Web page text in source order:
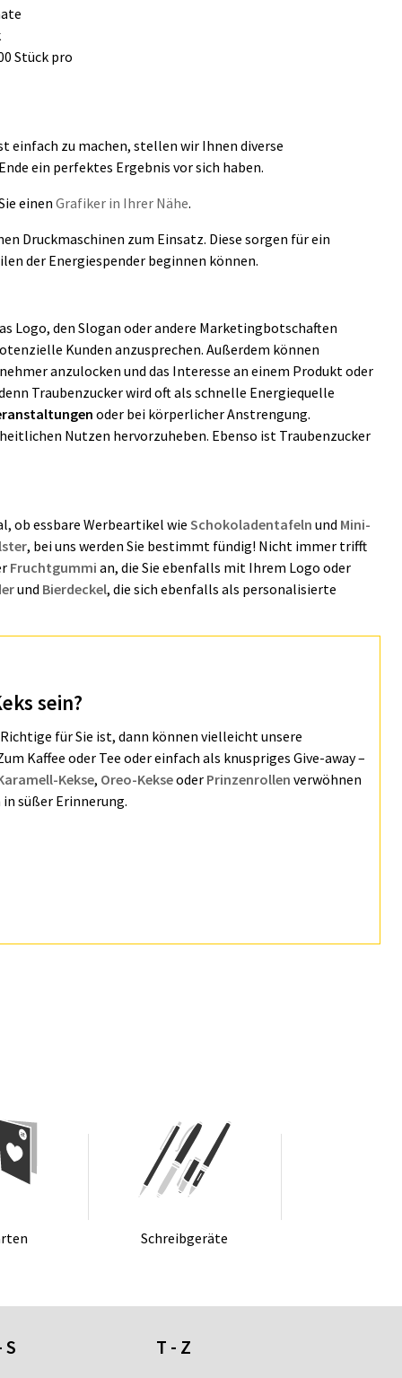
Stück pro
einfach zu machen, stellen wir Ihnen diverse
ein perfektes Ergebnis vor sich haben.
einen Grafiker in Ihrer Nähe.
Druckmaschinen zum Einsatz. Diese sorgen für ein
der Energiespender beginnen können.
Logo, den Slogan oder andere Marketingbotschaften
Kunden anzusprechen. Außerdem können
anzulocken und das Interesse an einem Produkt oder
Traubenzucker wird oft als schnelle Energiequelle
oder bei körperlicher Anstrengung.
Nutzen hervorzuheben. Ebenso ist Traubenzucker
ob essbare Werbeartikel wie Schokoladentafeln und Mini-
, bei uns werden Sie bestimmt fündig! Nicht immer trifft
Fruchtgummi an, die Sie ebenfalls mit Ihrem Logo oder
und Bierdeckel, die sich ebenfalls als personalisierte
sein?
für Sie ist, dann können vielleicht unsere
Kaffee oder Tee oder einfach als knuspriges Give-away –
Kekse, Oreo-Kekseoder Prinzenrollen verwöhnen
süßer Erinnerung.
Schreib­ge­rä­te
S T - Z